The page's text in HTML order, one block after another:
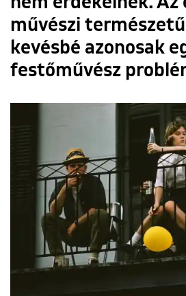
művészi
kevésbé azonosak
festőművész